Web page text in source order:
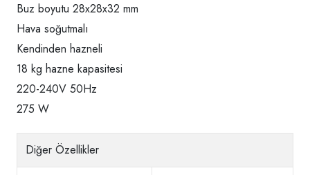
Buz boyutu 28x28x32 mm
Hava soğutmalı
Kendinden hazneli
18 kg hazne kapasitesi
220-240V 50Hz
275 W
Diğer Özellikler